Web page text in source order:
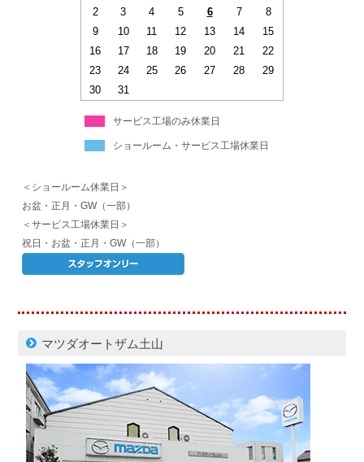
2
3 4 5 6 7
8
9
10 11 12 13 14
15
16
17 18 19 20 21
22
23
24 25 26 27 28
29
30
31
サービス工場のみ休業日
ショールーム・サービス工場休業日
＜ショールーム休業日＞
お盆・正月・GW（一部）
＜サービス工場休業日＞
祝日・お盆・正月・GW（一部）
マツダオートザム土山